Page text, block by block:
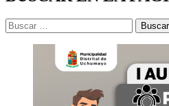
Buscar: